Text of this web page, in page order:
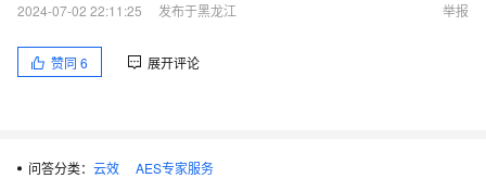
2024-07-02 22:11:25
发布于黑龙江 举报
赞同 6 展开评论
问答分类： 云效
AES专家服务